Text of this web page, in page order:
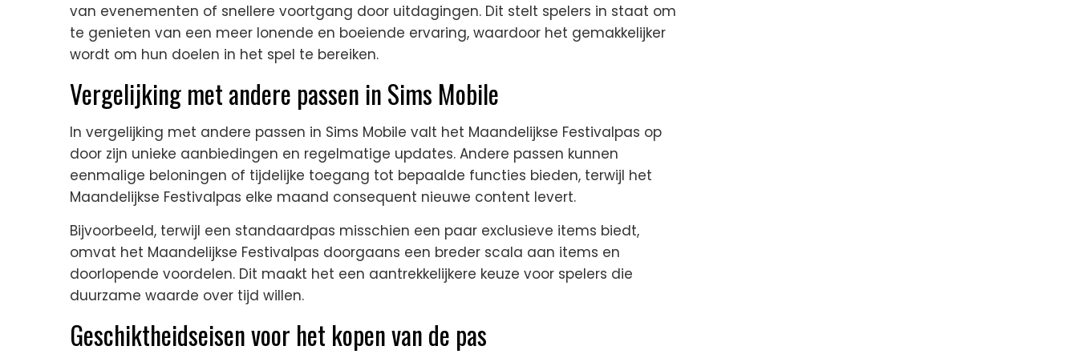
van evenementen of snellere voortgang door uitdagingen. Dit stelt spelers in staat om
te genieten van een meer lonende en boeiende ervaring, waardoor het gemakkelijker
wordt om hun doelen in het spel te bereiken.
Vergelijking met andere passen in Sims Mobile
In vergelijking met andere passen in Sims Mobile valt het Maandelijkse Festivalpas op
door zijn unieke aanbiedingen en regelmatige updates. Andere passen kunnen
eenmalige beloningen of tijdelijke toegang tot bepaalde functies bieden, terwijl het
Maandelijkse Festivalpas elke maand consequent nieuwe content levert.
Bijvoorbeeld, terwijl een standaardpas misschien een paar exclusieve items biedt,
omvat het Maandelijkse Festivalpas doorgaans een breder scala aan items en
doorlopende voordelen. Dit maakt het een aantrekkelijkere keuze voor spelers die
duurzame waarde over tijd willen.
Geschiktheidseisen voor het kopen van de pas